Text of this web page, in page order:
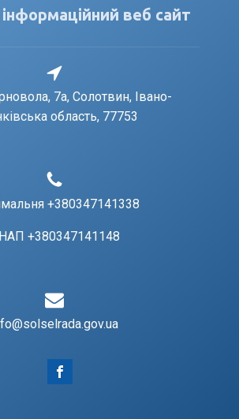
веб сайт
7a, Солотвин, Івано-
область, 77753
+380347141338
+380347141148